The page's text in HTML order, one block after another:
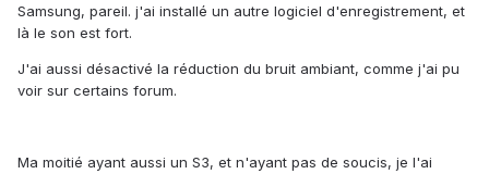
Samsung, pareil. j'ai installé un autre logiciel d'enregistrement, et
là le son est fort.
J'ai aussi désactivé la réduction du bruit ambiant, comme j'ai pu
voir sur certains forum.
Ma moitié ayant aussi un S3, et n'ayant pas de soucis, je l'ai